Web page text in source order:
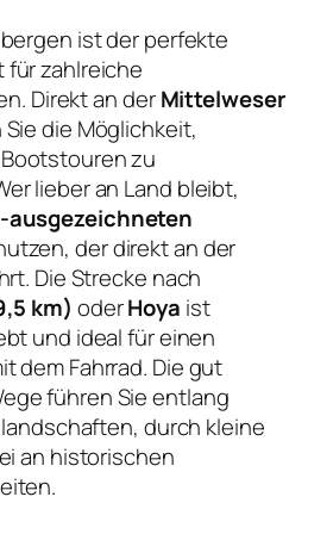
ist der perfekte
zahlreiche
Direkt an derMittelweser
die Möglichkeit,
zu
lieber an Land bleibt,
ausgezeichneten
der direkt an der
Die Strecke nach
km) oderHoya ist
und ideal für einen
dem Fahrrad. Die gut
führen Sie entlang
durch kleine
an historischen